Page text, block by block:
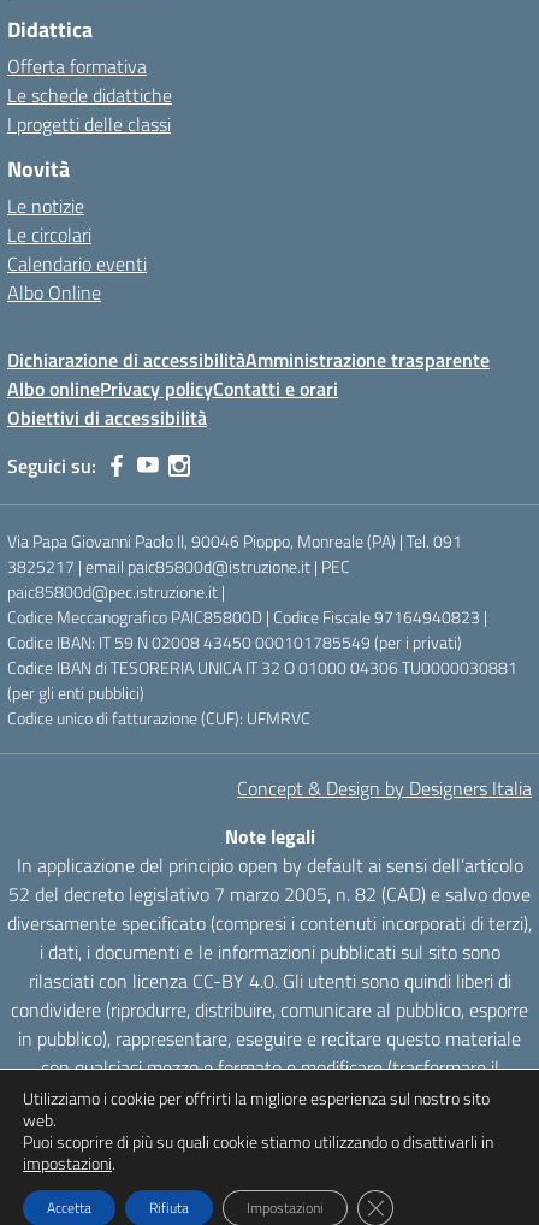
Didattica
Offerta formativa
Le schede didattiche
I progetti delle classi
Novità
Le notizie
Le circolari
Calendario eventi
Albo Online
Dichiarazione di accessibilitàAmministrazione trasparente
Albo onlinePrivacy policyContatti e orari
Obiettivi di accessibilità
Seguici su:
Via Papa Giovanni Paolo II, 90046 Pioppo, Monreale (PA) | Tel. 091
3825217 | email paic85800d@istruzione.it | PEC
paic85800d@pec.istruzione.it |
Codice Meccanografico PAIC85800D | Codice Fiscale 97164940823 |
Codice IBAN: IT 59 N 02008 43450 000101785549 (per i privati)
Codice IBAN di TESORERIA UNICA IT 32 O 01000 04306 TU0000030881
(per gli enti pubblici)
Codice unico di fatturazione (CUF): UFMRVC
Concept & Design by Designers Italia
Note legali
In applicazione del principio open by default ai sensi dell’articolo
52 del decreto legislativo 7 marzo 2005, n. 82 (CAD) e salvo dove
diversamente specificato (compresi i contenuti incorporati di terzi),
i dati, i documenti e le informazioni pubblicati sul sito sono
rilasciati con licenza CC-BY 4.0. Gli utenti sono quindi liberi di
condividere (riprodurre, distribuire, comunicare al pubblico, esporre
in pubblico), rappresentare, eseguire e recitare questo materiale
con qualsiasi mezzo e formato e modificare (trasformare il
materiale e utilizzarlo per opere derivate) per qualsiasi fine, anche
commerciale con il solo onere di attribuzione, senza apporre
restrizioni aggiuntive.
Utilizziamo i cookie per offrirti la migliore esperienza sul nostro sito
web.
Puoi scoprire di più su quali cookie stiamo utilizzando o disattivarli in
impostazioni.
Accetta Rifiuta Impostazioni Close GDPR Cookie